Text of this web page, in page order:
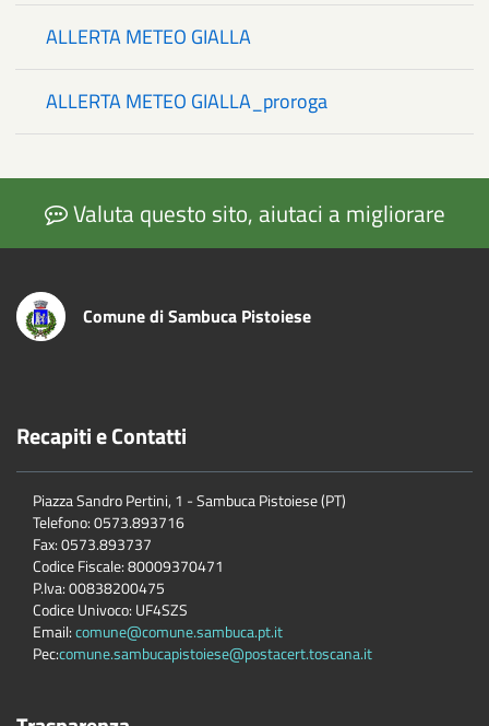
ALLERTA METEO GIALLA
ALLERTA METEO GIALLA_proroga
Valuta questo sito, aiutaci a migliorare
Comune di Sambuca Pistoiese
Recapiti e Contatti
Piazza Sandro Pertini, 1 - Sambuca Pistoiese (PT)
Telefono: 0573.893716
Fax: 0573.893737
Codice Fiscale: 80009370471
P.Iva: 00838200475
Codice Univoco: UF4SZS
Email:comune@comune.sambuca.pt.it
Pec:comune.sambucapistoiese@postacert.toscana.it